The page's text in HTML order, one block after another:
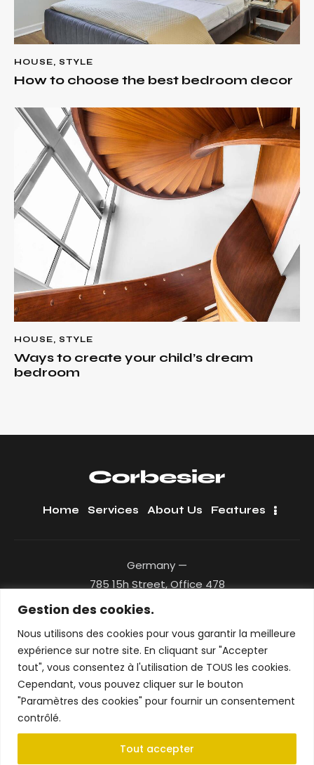
Gestion des cookies.
Nous utilisons des cookies pour vous garantir la meilleure
expérience sur notre site. En cliquant sur "Accepter
tout", vous consentez à l'utilisation de TOUS les cookies.
Cependant, vous pouvez cliquer sur le bouton
"Paramètres des cookies" pour fournir un consentement
contrôlé.
Tout accepter
HOUSE, STYLE
How to choose the best bedroom decor
HOUSE STYLE
Ways to create your child’s dream
bedroom
Home Services About Us Features
Germany —
785 15h Street, Office 478
Berlin, De 81566
+1 840 841 25 69
info@email.com
Get Fresh Updates.
Just Subscribe